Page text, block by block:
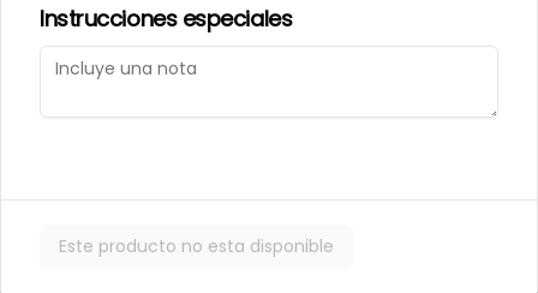
ad.hot honey
ad.jamon ahumado
Instrucciones especiales
Este producto no esta disponible